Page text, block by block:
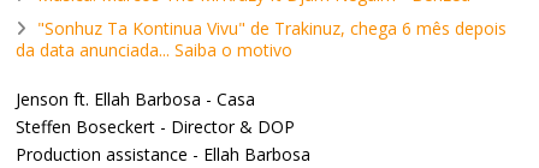
"Sonhuz Ta Kontinua Vivu" de Trakinuz, chega 6 mês depois
da data anunciada... Saiba o motivo
Jenson ft. Ellah Barbosa - Casa
Steffen Boseckert - Director & DOP
Production assistance - Ellah Barbosa